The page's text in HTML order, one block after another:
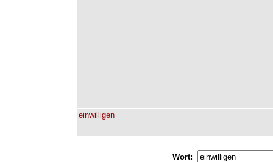
einwilligen
Wort: